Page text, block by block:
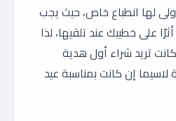
لها انطباع خاص، حيث يجب
أثرًا على خطيبك عند تلقيها، لذا
تريد شراء أول هدية
لاسيما إن كانت بمناسبة عيد